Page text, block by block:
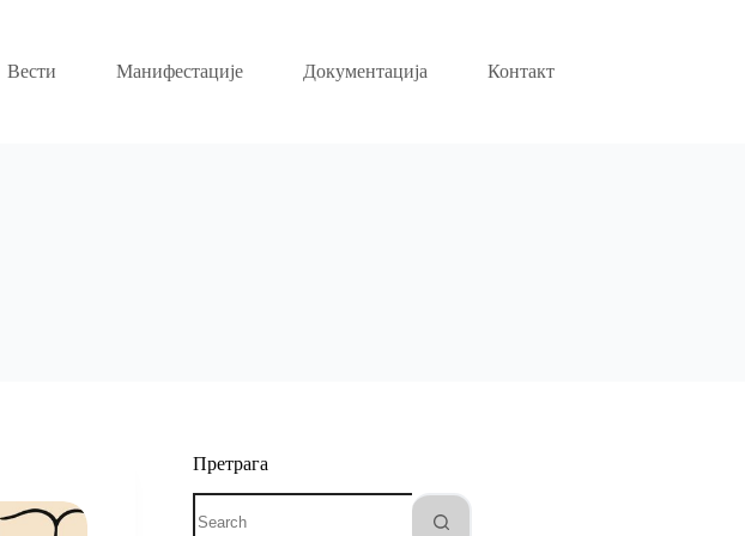
Вести Манифестације Документација Контакт
Претрага
No
results